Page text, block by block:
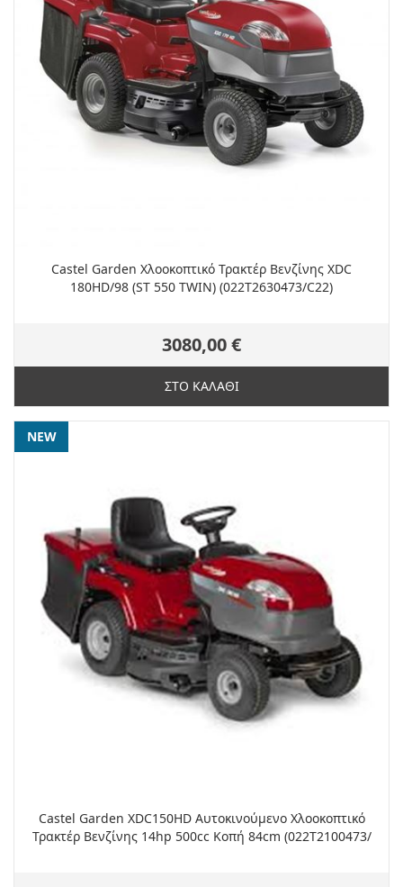
Castel Garden Χλοοκοπτικό Τρακτέρ Βενζίνης XDC
180HD/98 (ST 550 TWIN) (022T2630473/C22)
3080,00 €
ΣΤΟ ΚΑΛΑΘΙ
NEW
Castel Garden XDC150HD Αυτοκινούμενο Χλοοκοπτικό
Τρακτέρ Βενζίνης 14hp 500cc Κοπή 84cm (022T2100473/